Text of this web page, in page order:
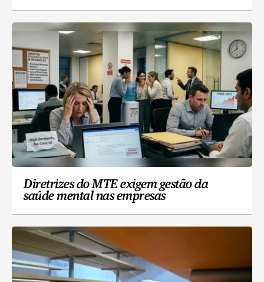
Diretrizes do MTE exigem gestão da
saúde mental nas empresas